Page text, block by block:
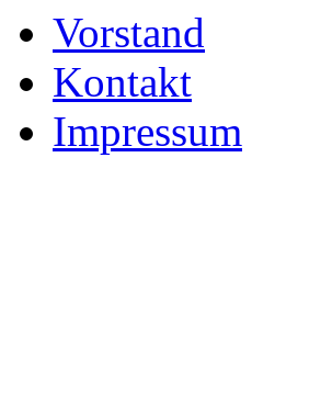
Vorstand
Kontakt
Impressum